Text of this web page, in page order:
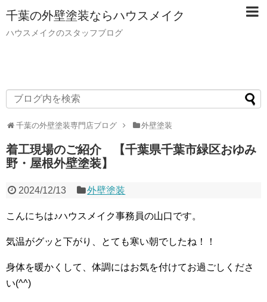
千葉の外壁塗装ならハウスメイク
ハウスメイクのスタッフブログ
千葉の外壁塗装専門店ブログ 外壁塗装
着工現場のご紹介 【千葉県千葉市緑区おゆみ
野・屋根外壁塗装】
2024/12/13 外壁塗装
こんにちは♪ハウスメイク事務員の山口です。
気温がグッと下がり、とても寒い朝でしたね！！
身体を暖かくして、体調にはお気を付けてお過ごしくださ
い(^^)